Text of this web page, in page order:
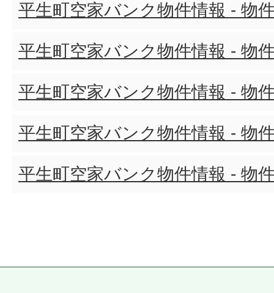
平生町空家バンク物件情報 - 物
平生町空家バンク物件情報 - 物
平生町空家バンク物件情報 - 物
平生町空家バンク物件情報 - 物
平生町空家バンク物件情報 - 物